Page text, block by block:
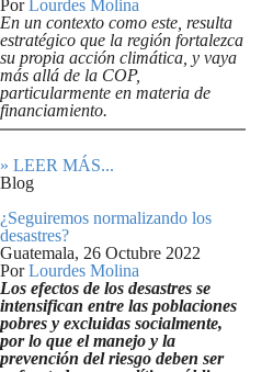
PorLourdes Molina
En un contexto como este, resulta
estratégico que la región fortalezca
su propia acción climática, y vaya
más allá de la COP,
particularmente en materia de
financiamiento.
» LEER MÁS...
Blog
¿Seguiremos normalizando los
desastres?
Guatemala, 26 Octubre 2022
PorLourdes Molina
Los efectos de los desastres se
intensifican entre las poblaciones
pobres y excluidas socialmente,
por lo que el manejo y la
prevención del riesgo deben ser